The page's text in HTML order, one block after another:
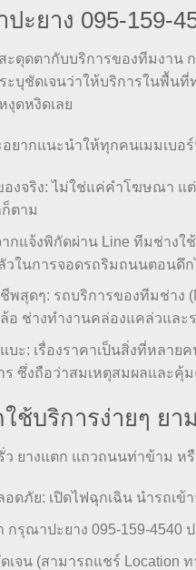
ะยาง 095-159-
ะดุดตากับบริการของทีมงาน
ะบุชัดเจนว่าให้บริการในพื้น
ดหงิดเลย
ยากแนะนำให้ทุกคนเมมเบอ
องจริง: ไม่ใช่แค่คำโฆษณา
ตาม
กแจ้งพิกัดผ่าน Line ทีมช่างใ
ในการจอดรถริมถนนตอนดึก
สุดๆ: รถบริการของทีมช่าง
ช่างทำงานคล่องแคล่วและ
ะ: เรื่องราคาเป็นสิ่งที่หลาย
ซึ่งถือว่าสมเหตุสมผลและคุ้
ช้บริการง่ายๆ ยา
ว ยางแตก แถวถนนท่าข้าม ห
ดภัย: เปิดไฟฉุกเฉิน นำรถเ
กรุณาปะยาง 095-159-
จน (สามารถแชร์ Location